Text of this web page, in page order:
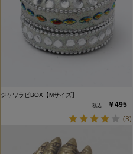
ジャワラビBOX【Mサイズ】
￥495
(3)